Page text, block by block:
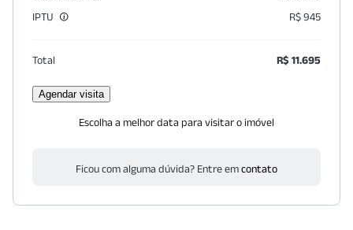
IPTU
R$ 945
Total R$ 11.695
Agendar visita
Escolha a melhor data para visitar o imóvel
Ficou com alguma dúvida? Entre emcontato